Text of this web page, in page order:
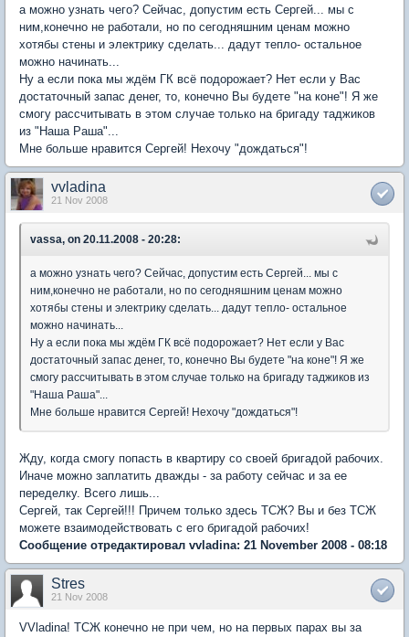
а можно узнать чего? Сейчас, допустим есть Сергей... мы с
ним,конечно не работали, но по сегодняшним ценам можно
хотябы стены и электрику сделать... дадут тепло- остальное
можно начинать...
Ну а если пока мы ждём ГК всё подорожает? Нет если у Вас
достаточный запас денег, то, конечно Вы будете "на коне"! Я же
смогу рассчитывать в этом случае только на бригаду таджиков
из "Наша Раша"...
Мне больше нравится Сергей! Нехочу "дождаться"!
vvladina
21 Nov 2008
vassa, on 20.11.2008 - 20:28:
а можно узнать чего? Сейчас, допустим есть Сергей... мы с
ним,конечно не работали, но по сегодняшним ценам можно
хотябы стены и электрику сделать... дадут тепло- остальное
можно начинать...
Ну а если пока мы ждём ГК всё подорожает? Нет если у Вас
достаточный запас денег, то, конечно Вы будете "на коне"! Я же
смогу рассчитывать в этом случае только на бригаду таджиков из
"Наша Раша"...
Мне больше нравится Сергей! Нехочу "дождаться"!
Жду, когда смогу попасть в квартиру со своей бригадой рабочих.
Иначе можно заплатить дважды - за работу сейчас и за ее
переделку. Всего лишь...
Сергей, так Сергей!!! Причем только здесь ТСЖ? Вы и без ТСЖ
можете взаимодействовать с его бригадой рабочих!
Сообщение отредактировал vvladina: 21 November 2008 - 08:18
Stres
21 Nov 2008
VVladina! ТСЖ конечно не при чем, но на первых парах вы за